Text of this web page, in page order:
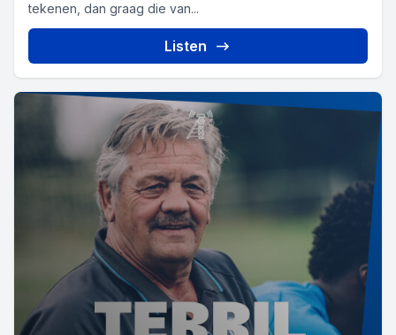
tekenen, dan graag die van...
Listen